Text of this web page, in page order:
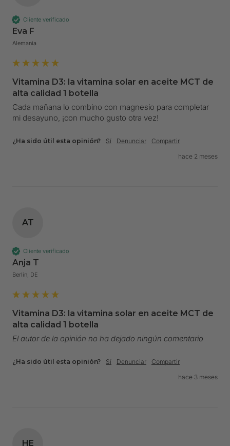
Cliente verificado
Eva F
Alemania
Vitamina D3: la vitamina solar en aceite MCT de
alta calidad 1 botella
Cada mañana lo combino con magnesio para completar
mi desayuno, ¡con mucho gusto otra vez!
¿Ha sido útil esta opinión? Sí Denunciar
Compartir
hace 2 meses
AT
Cliente verificado
Anja T
Berlin, DE
Vitamina D3: la vitamina solar en aceite MCT de
alta calidad 1 botella
El autor de la opinión no ha dejado ningún comentario
¿Ha sido útil esta opinión? Sí Denunciar
Compartir
hace 3 meses
HE